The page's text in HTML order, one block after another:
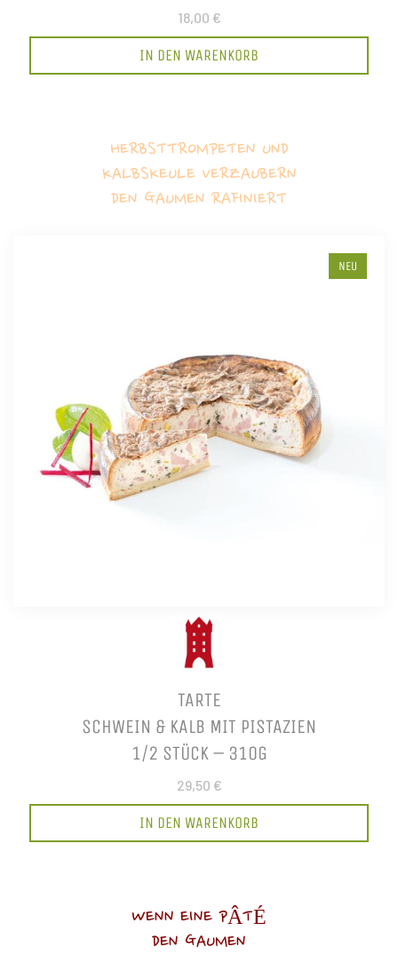
18,00 €
IN DEN WARENKORB
HERBSTTROMPETEN UND
KALBSKEULE VERZAUBERN
DEN GAUMEN RAFINIERT
NEU
TARTE
SCHWEIN & KALB MIT PISTAZIEN
1/2 STÜCK – 310G
29,50 €
IN DEN WARENKORB
WENN EINE PÂTÉ
DEN GAUMEN